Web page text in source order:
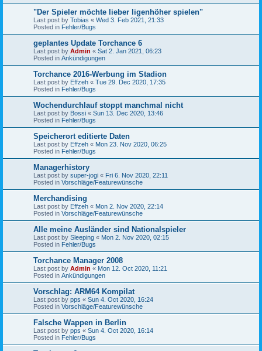
"Der Spieler möchte lieber ligenhöher spielen"
Last post by Tobias « Wed 3. Feb 2021, 21:33
Posted in Fehler/Bugs
geplantes Update Torchance 6
Last post by Admin « Sat 2. Jan 2021, 06:23
Posted in Ankündigungen
Torchance 2016-Werbung im Stadion
Last post by Effzeh « Tue 29. Dec 2020, 17:35
Posted in Fehler/Bugs
Wochendurchlauf stoppt manchmal nicht
Last post by Bossi « Sun 13. Dec 2020, 13:46
Posted in Fehler/Bugs
Speicherort editierte Daten
Last post by Effzeh « Mon 23. Nov 2020, 06:25
Posted in Fehler/Bugs
Managerhistory
Last post by super-jogi « Fri 6. Nov 2020, 22:11
Posted in Vorschläge/Featurewünsche
Merchandising
Last post by Effzeh « Mon 2. Nov 2020, 22:14
Posted in Vorschläge/Featurewünsche
Alle meine Ausländer sind Nationalspieler
Last post by Sleeping « Mon 2. Nov 2020, 02:15
Posted in Fehler/Bugs
Torchance Manager 2008
Last post by Admin « Mon 12. Oct 2020, 11:21
Posted in Ankündigungen
Vorschlag: ARM64 Kompilat
Last post by pps « Sun 4. Oct 2020, 16:24
Posted in Vorschläge/Featurewünsche
Falsche Wappen in Berlin
Last post by pps « Sun 4. Oct 2020, 16:14
Posted in Fehler/Bugs